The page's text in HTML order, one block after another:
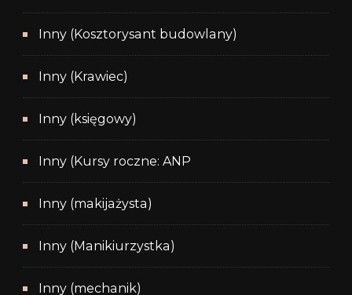
Inny (Kosztorysant budowlany)
Inny (Krawiec)
Inny (księgowy)
Inny (Kursy roczne: ANP
Inny (makijażysta)
Inny (Manikiurzystka)
Inny (mechanik)